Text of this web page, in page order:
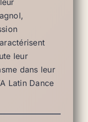
leur
dans leur
Latin Dance